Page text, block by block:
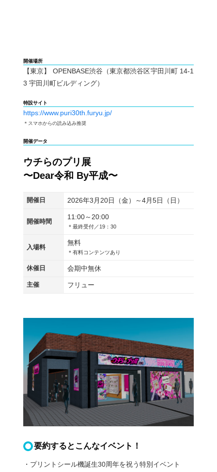
開催場所
【東京】 OPENBASE渋谷（東京都渋谷区宇田川町 14-1
3 宇田川町ビルディング）
特設サイト
https://www.puri30th.furyu.jp/
＊スマホからの読み込み推奨
開催データ
ウチらのプリ展
〜Dear令和 By平成〜
開催日 2026年3月20日（金）～4月5日（日）
開催時間
11:00～20:00
＊最終受付／19：30
入場料
無料
＊有料コンテンツあり
休催日 会期中無休
主催 フリュー
要約するとこんなイベント！
・プリントシール機誕生30周年を祝う特別イベント